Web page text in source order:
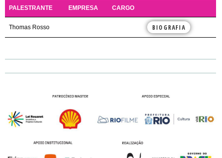
PALESTRANTE EMPRESA CARGO
Thomas Rosso BIOGRAFIA